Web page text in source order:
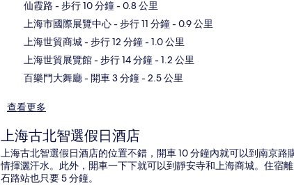
仙霞路 - 步行 10 分鐘- 0.8 公里
上海市國際展覽中心- 步行 11 分鐘- 0.9 公里
上海世貿商城- 步行 12 分鐘- 1.0 公里
上海世貿展覽館- 步行 14 分鐘- 1.2 公里
百樂門大舞廳- 開車 3 分鐘- 2.5 公里
查看更多
上海古北智選假日酒店
上海古北智選假日酒店的位置不錯，開車 10 分鐘內就可以到南京
情揮灑汗水。此外，開車一下下就可以到靜安寺和上海商城。住宿
石路站也只要 5 分鐘。